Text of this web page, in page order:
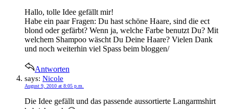
Hallo, tolle Idee gefällt mir!
Habe ein paar Fragen: Du hast schöne Haare, sind die ect
blond oder gefärbt? Wenn ja, welche Farbe benutzt Du? Mit
welchem Shampoo wäscht Du Deine Haare? Vielen Dank
und noch weiterhin viel Spass beim bloggen/
Antworten
says: Nicole
August 9, 2010 at 8:05 p.m.
Die Idee gefällt und das passende aussortierte Langarmshirt